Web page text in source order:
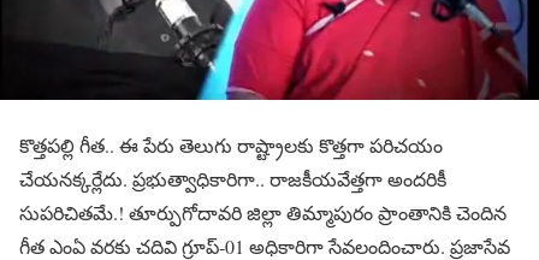
కొత్తపల్లి గీత.. ఈ పేరు తెలుగు రాష్ట్రాలకు కొత్తగా పరిచయం
చేయనక్కర్లేదు. ప్రభుత్వాధికారిగా.. రాజకీయవేత్తగా అందరికీ
సుపరిచితమే.! తూర్పుగోదావరి జిల్లా తిమ్మాపురం ప్రాంతానికి చెందిన
గీత ఎంఏ వరకు చదివి గ్రూప్-01 అధికారిగా సేవలందించారు. ప్రజాసేవ